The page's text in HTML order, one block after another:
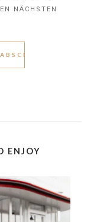
NÄCHSTEN
ENJOY